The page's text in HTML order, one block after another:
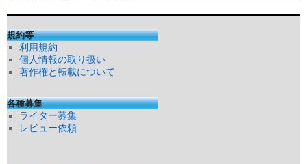
規約等
利用規約
個人情報の取り扱い
著作権と転載について
各種募集
ライター募集
レビュー依頼